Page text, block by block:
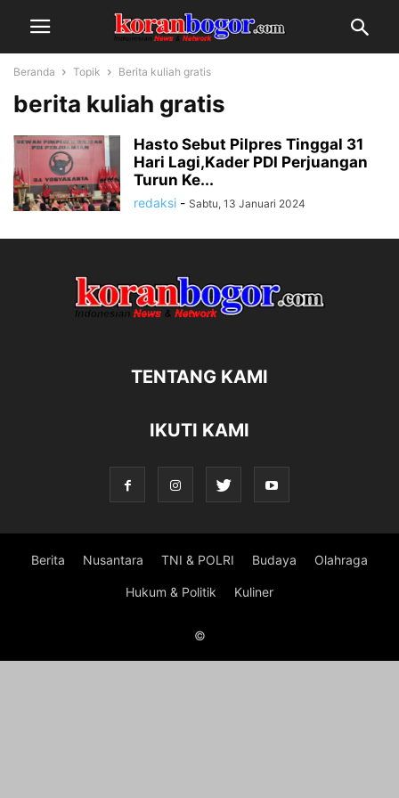
Beranda Topik Berita kuliah gratis
berita kuliah gratis
Hasto Sebut Pilpres Tinggal 31
Hari Lagi,Kader PDI Perjuangan
Turun Ke...
redaksi - Sabtu, 13 Januari 2024
TENTANG KAMI
IKUTI KAMI
Berita Nusantara TNI & POLRI Budaya Olahraga
Hukum & Politik Kuliner
©